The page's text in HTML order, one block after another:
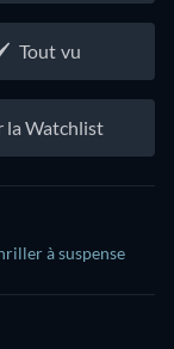
Tout vu
la Watchlist
à suspense